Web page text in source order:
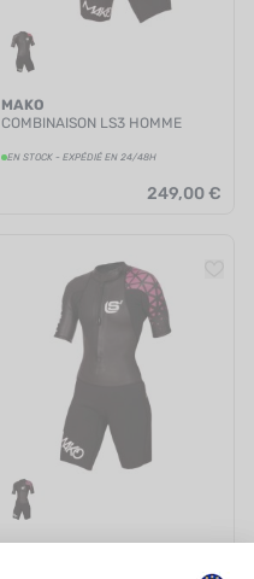
MAKO
COMBINAISON LS3 HOMME
EN STOCK - EXPÉDIÉ EN 24/48H
249,00 €